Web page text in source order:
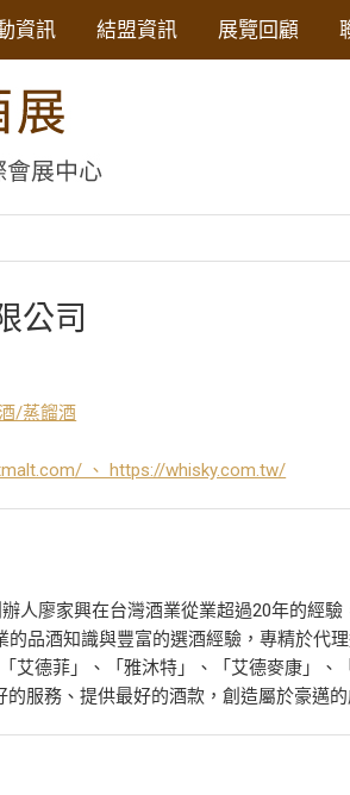
資訊 結盟資訊 展覽回顧
公司
/蒸餾酒
、 https://whisky.com.tw/
人廖家興在台灣酒業從業超過20年的經
的品酒知識與豐富的選酒經驗，專精於代
艾德菲」、「雅沐特」、「艾德麥康」
的服務、提供最好的酒款，創造屬於豪邁